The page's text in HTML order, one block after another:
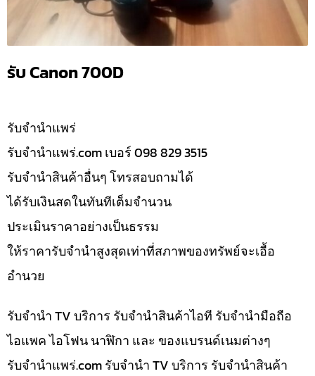
รับ Canon 700D
รับจํานำแพร่
รับจํานําแพร่.com เบอร์ 098 829 3515
รับจำนำสินค้าอื่นๆ โทรสอบถามได้
ได้รับเงินสดในทันทีเต็มจำนวน
ประเมินราคาอย่างเป็นธรรม
ให้ราคารับจำนำสูงสุดเท่าที่สภาพของทรัพย์จะเอื้อ
อำนวย
รับจำนำ TV บริการ รับจำนำสินค้าไอที รับจำนำมือถือ
ไอแพค ไอโฟน นาฬิกา และ ของแบรนด์เนมต่างๆ
รับจํานําแพร่.com รับจำนำ TV บริการ รับจำนำสินค้า